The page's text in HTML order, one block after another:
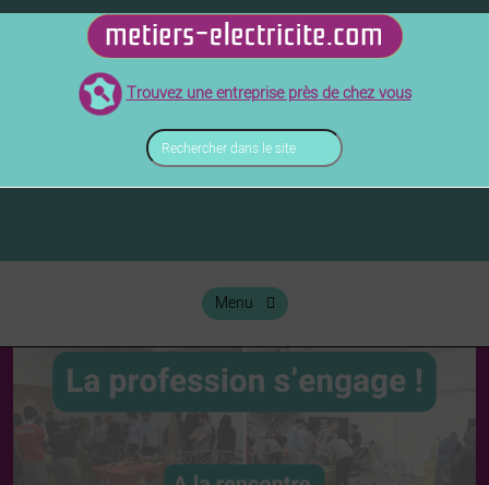
métiers de l'électricité
metiers-electricite.com
Trouvez une entreprise près de chez vous
Rechercher
dans
le
Menu